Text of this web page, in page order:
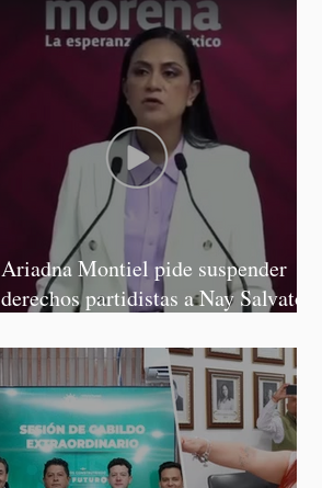
Ariadna Montiel pide suspender
derechos partidistas a Nay Salvatori